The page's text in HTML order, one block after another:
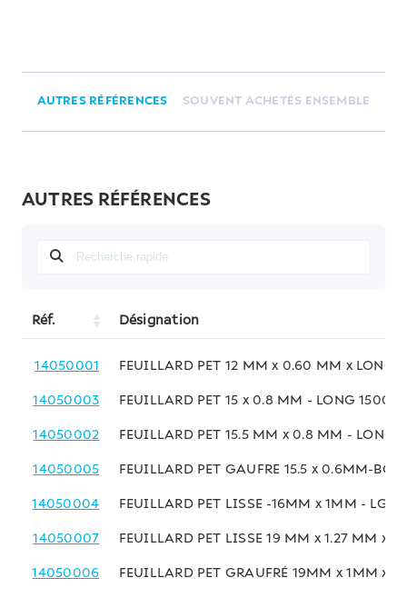
AUTRES RÉFÉRENCES SOUVENT ACHETÉS ENSEMBLE
AUTRES RÉFÉRENCES
Réf. Désignation
14050001 FEUILLARD PET 12 MM x 0.60 MM x
14050003 FEUILLARD PET 15 x 0.8 MM - LONG 1500
14050002 FEUILLARD PET 15.5 MM x 0.8 MM -
14050005 FEUILLARD PET GAUFRE 15.5 x 0.6MM-
14050004 FEUILLARD PET LISSE -16MM x 1MM - LG
14050007 FEUILLARD PET LISSE 19 MM x 1.27 MM x
14050006 FEUILLARD PET GRAUFRÉ 19MM x 1MM x